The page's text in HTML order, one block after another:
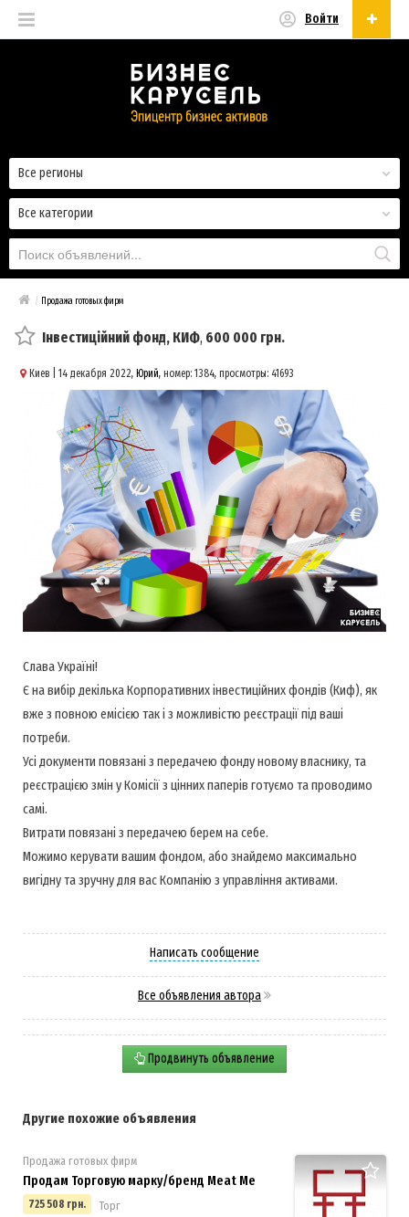
Войти
Все категории
Все регионы
/ Продажа готовых фирм
Інвестиційний фонд, КИФ, 600 000 грн.
Киев | 14 декабря 2022, Юрий, номер: 1384, просмотры: 41693
Слава Україні!
Є на вибір декілька Корпоративних інвестиційних фондів (Киф), як
вже з повною емісією так і з можливістю реєстрації під ваші
потреби.
Усі документи повязані з передачею фонду новому власнику, та
реєстрацією змін у Комісії з цінних паперів готуємо та проводимо
самі.
Витрати повязані з передачею берем на себе.
Можимо керувати вашим фондом, або знайдемо максимально
вигідну та зручну для вас Компанію з управління активами.
Написать сообщение
Все объявления автора
Продвинуть объявление
Другие похожие объявления
Продажа готовых фирм
Продам Торговую марку/бренд Meat Me
725 508 грн.
Торг